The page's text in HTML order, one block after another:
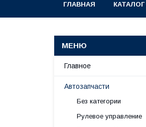
ГЛАВНАЯ
Главное
Автозапчасти
Без категории
Рулевое управление